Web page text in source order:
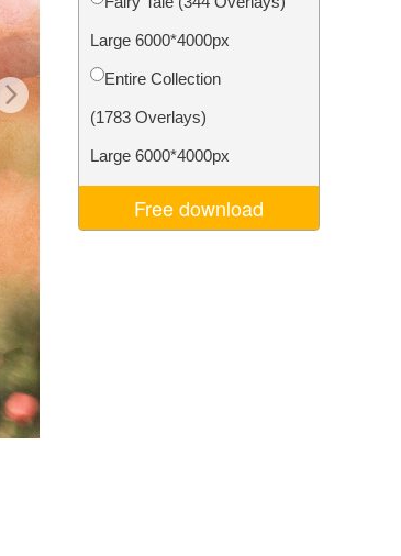
Video Editing Services
Large 6000*4000px
Entire Collection
(1783 Overlays)
Large 6000*4000px
Free download